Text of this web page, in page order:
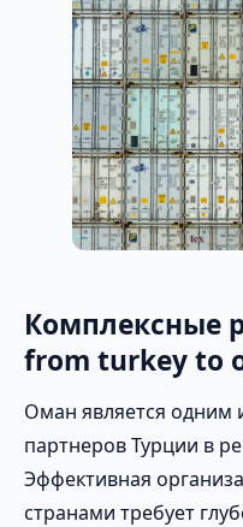
Комплексные
from turkey to
Оман является одним
партнеров Турции в
Эффективная
странами требует